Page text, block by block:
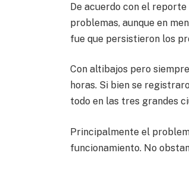
De acuerdo con el
problemas, aunque en
fue que persistieron los
Con altibajos pero
horas. Si bien se
todo en las tres grandes
Principalmente el
funcionamiento. No